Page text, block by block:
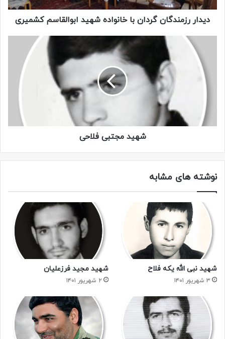
گردان علی اکبر
دیدار رزمندگان گردان با خانواده شهید ابوالقاسم کشمیری
شهید مجتبی فلاحی
نوشته های مشابه
شهید نبی الله یکه فلاح
۳ شهریور ۱۴۰۱
شهید مجید فرزعلیان
۲ شهریور ۱۴۰۱